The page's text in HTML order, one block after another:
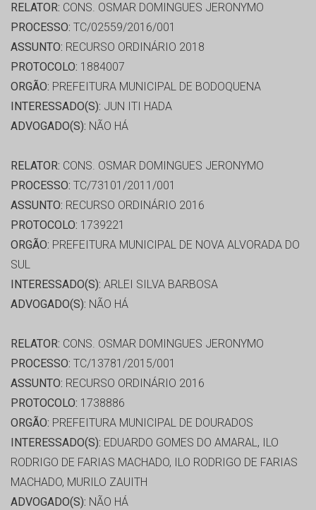
RELATOR: CONS. OSMAR DOMINGUES JERONYMO
PROCESSO: TC/02559/2016/001
ASSUNTO: RECURSO ORDINÁRIO 2018
PROTOCOLO: 1884007
ORGÃO: PREFEITURA MUNICIPAL DE BODOQUENA
INTERESSADO(S): JUN ITI HADA
ADVOGADO(S): NÃO HÁ
RELATOR: CONS. OSMAR DOMINGUES JERONYMO
PROCESSO: TC/73101/2011/001
ASSUNTO: RECURSO ORDINÁRIO 2016
PROTOCOLO: 1739221
ORGÃO: PREFEITURA MUNICIPAL DE NOVA ALVORADA DO
SUL
INTERESSADO(S): ARLEI SILVA BARBOSA
ADVOGADO(S): NÃO HÁ
RELATOR: CONS. OSMAR DOMINGUES JERONYMO
PROCESSO: TC/13781/2015/001
ASSUNTO: RECURSO ORDINÁRIO 2016
PROTOCOLO: 1738886
ORGÃO: PREFEITURA MUNICIPAL DE DOURADOS
INTERESSADO(S): EDUARDO GOMES DO AMARAL, ILO
RODRIGO DE FARIAS MACHADO, ILO RODRIGO DE FARIAS
MACHADO, MURILO ZAUITH
ADVOGADO(S): NÃO HÁ